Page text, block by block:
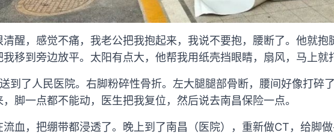
清醒，感觉不痛，我老公把我抱起来，我说不要抱，腰断了。他就抱
我移到旁边放平。太阳有点大，他帮我用纸壳挡眼睛，扇风，马上就
到了人民医院。右脚粉碎性骨折。左大腿腿部骨断，腰间好像打碎
脚一点都不能动，医生把我复位，然后说去南昌保险一点。
流血，把绷带都浸透了。晚上到了南昌（医院），重新做CT，给脚